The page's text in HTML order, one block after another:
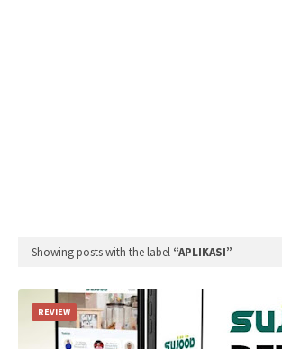
Showing posts with the label APLIKASI
REVIEW